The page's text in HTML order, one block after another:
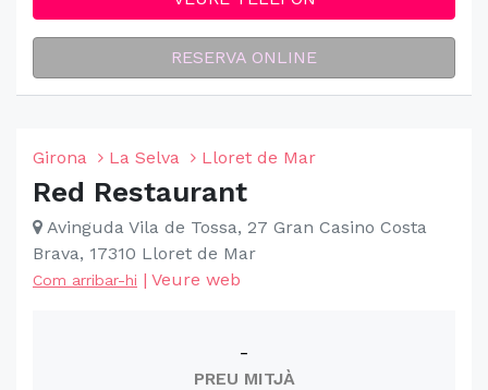
RESERVA ONLINE
Girona La Selva Lloret de Mar
Red Restaurant
Avinguda Vila de Tossa, 27 Gran Casino Costa
Brava, 17310 Lloret de Mar
Com arribar-hi | Veure web
-
PREU MITJÀ